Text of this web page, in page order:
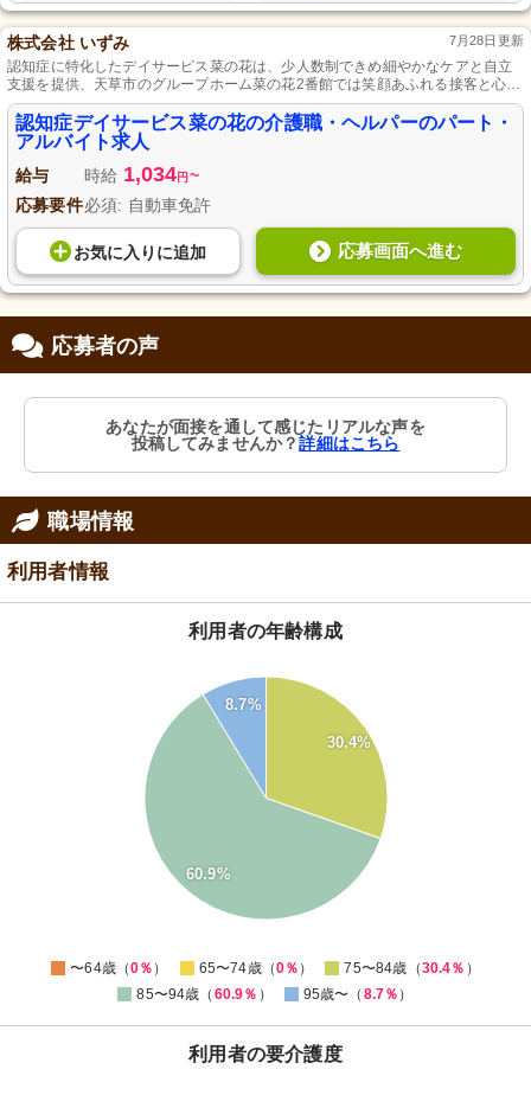
株式会社 いずみ 7月28日更新
認知症に特化したデイサービス菜の花は、少人数制できめ細やかなケアと自立
支援を提供、天草市のグループホーム菜の花2番館では笑顔あふれる接客と心を
込めた対応が可能です。
認知症デイサービス菜の花の介護職・ヘルパーのパート・
アルバイト求人
給与 時給 1,034円 ~
応募要件必須: 自動車免許
お気に入り に追加 応募画面へ進む
応募者の声
あなたが面接を通して感じたリアルな声を
投稿してみませんか？詳細はこちら
職場情報
利用者情報
利用者の年齢構成
30.4%
60.9%
8.7%
〜64歳（0％ ） 65〜74歳（0％ ） 75〜84歳（30.4％ ）
85〜94歳（ 60.9％ ） 95歳〜（ 8.7％ ）
利用者の要介護度